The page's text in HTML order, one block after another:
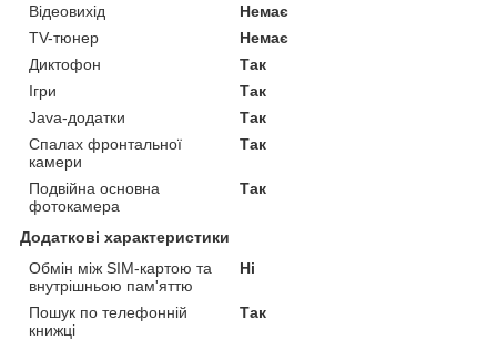
Відеовихід
Немає
TV-тюнер
Немає
Диктофон
Так
Ігри
Так
Java-додатки
Так
Спалах фронтальної
камери
Так
Подвійна основна
фотокамера
Так
Додаткові характеристики
Обмін між SIM-картою та
внутрішньою пам'яттю
Ні
Пошук по телефонній
книжці
Так